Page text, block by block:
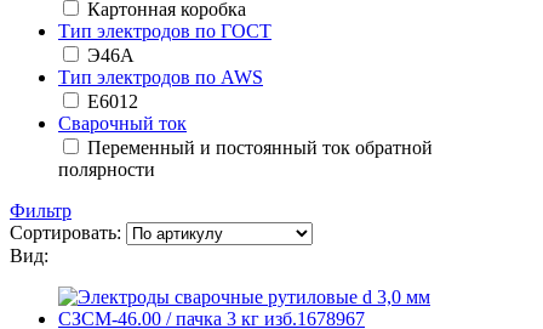
Картонная коробка
Тип электродов по ГОСТ
Э46А
Тип электродов по AWS
E6012
Сварочный ток
Переменный и постоянный ток обратной
полярности
Фильтр
Сортировать:
Вид: